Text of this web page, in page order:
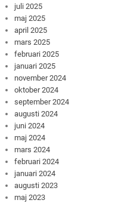
juli 2025
maj 2025
april 2025
mars 2025
februari 2025
januari 2025
november 2024
oktober 2024
september 2024
augusti 2024
juni 2024
maj 2024
mars 2024
februari 2024
januari 2024
augusti 2023
maj 2023